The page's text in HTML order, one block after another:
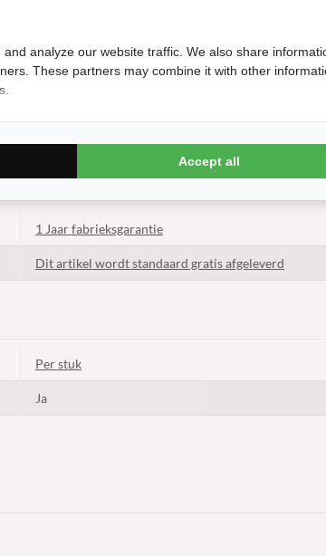
Heemskerk
1 Jaar fabrieksgarantie
Dit artikel wordt standaard gratis afgeleverd
Per stuk
Ja
analyze our website traffic. We also share
These partners may combine it with other
Accept all